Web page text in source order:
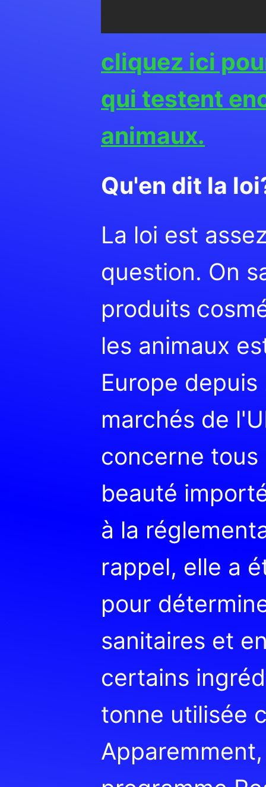
cliquez ici
qui testent
animaux.
Qu'en dit la
La loi est
question. On
produits
les animaux
Europe
marchés de
concerne
beauté
à la
rappel, elle a
pour
sanitaires et
certains
tonne utilisée